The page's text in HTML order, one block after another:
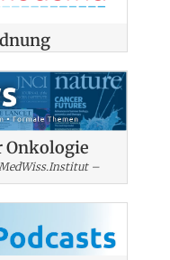
Onkologie
–